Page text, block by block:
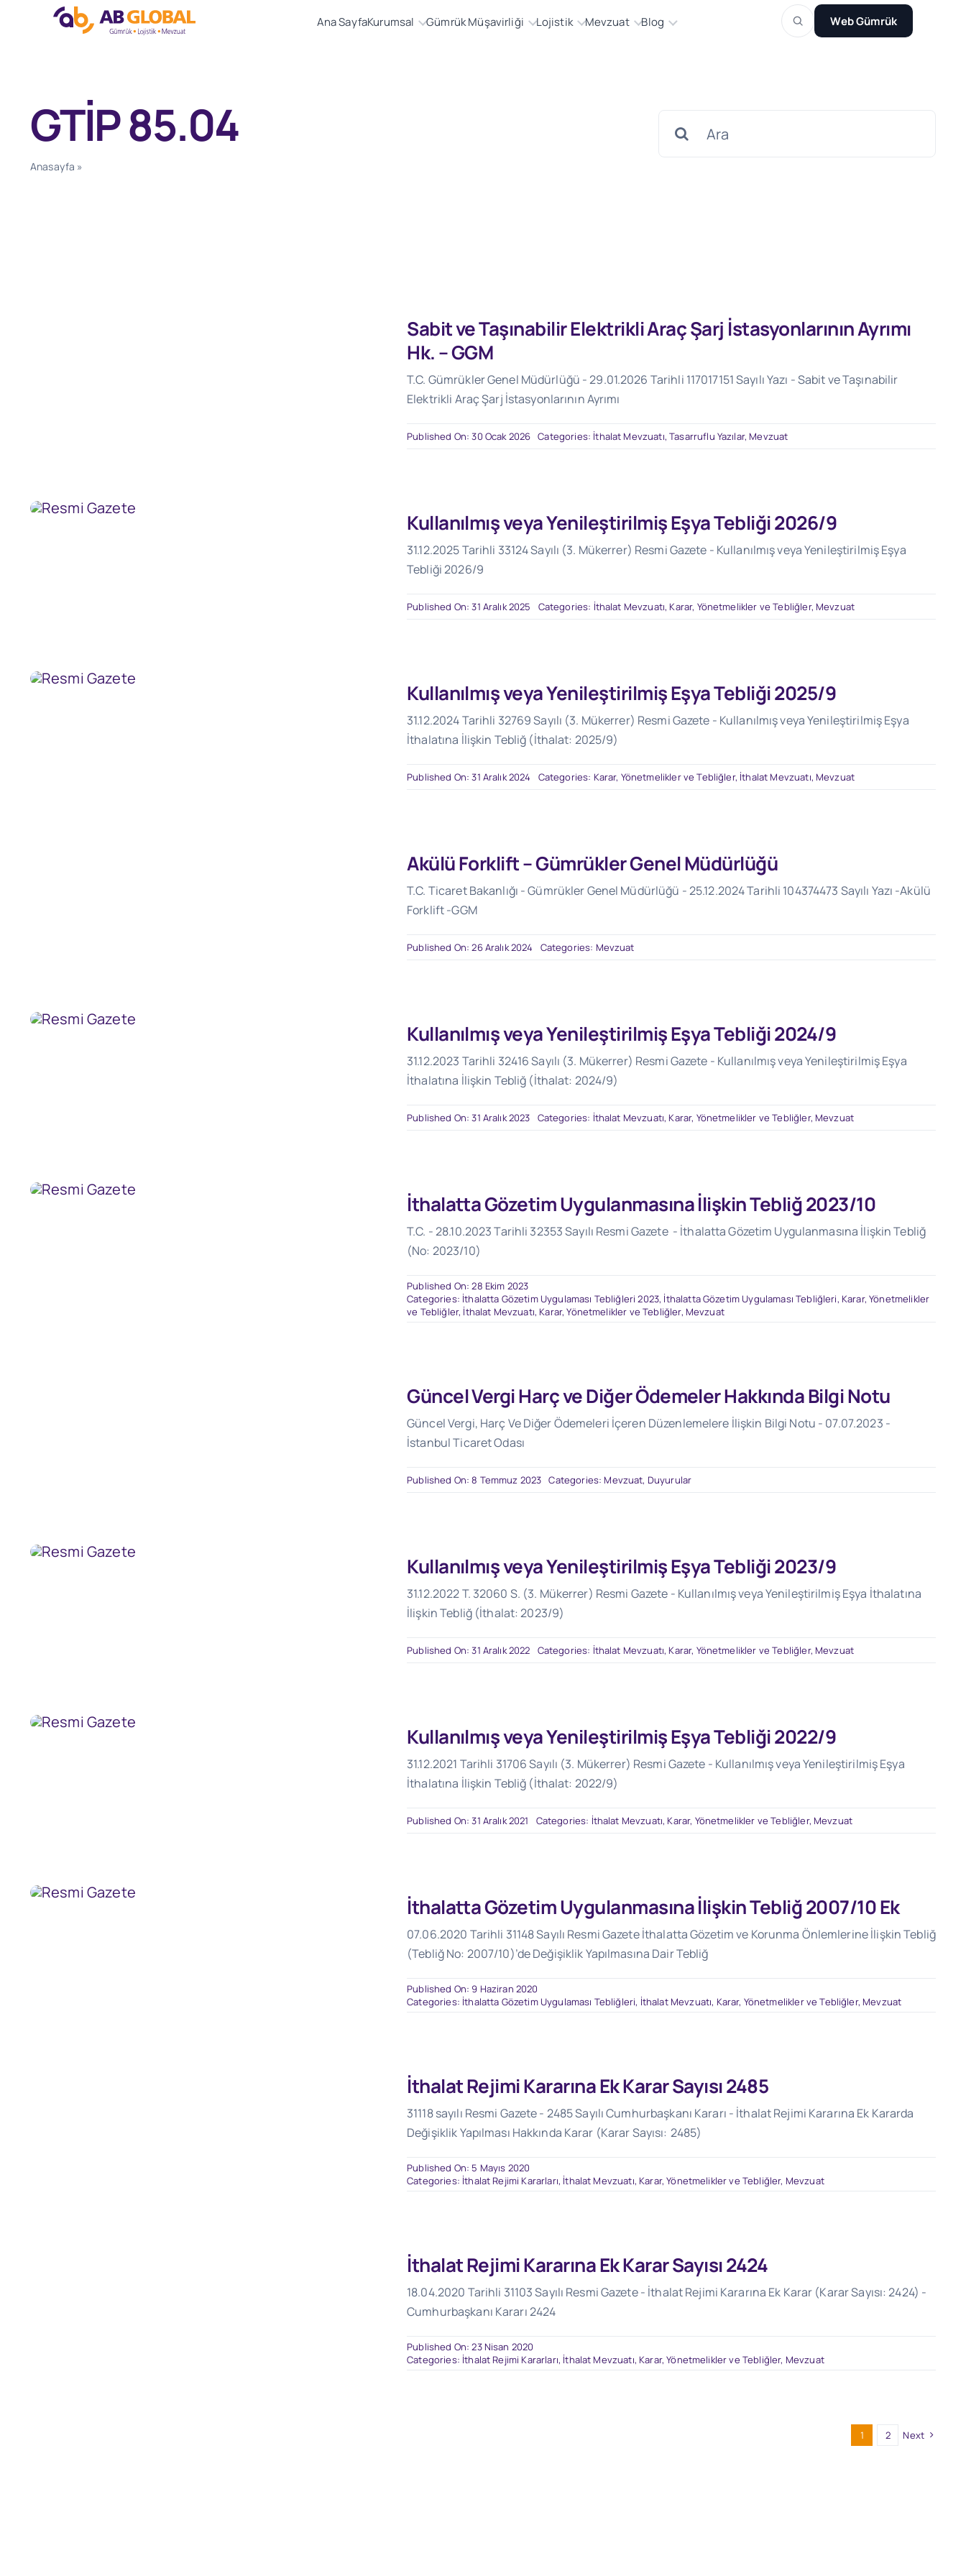
Ana SayfaKurumsal Gümrük Müşavirliği Lojistik Mevzuat Blog Web Gümrük
GTİP 85.04
Anasayfa »
Sabit ve Taşınabilir Elektrikli Araç Şarj İstasyonlarının Ayrımı
Hk. – GGM
T.C. Gümrükler Genel Müdürlüğü - 29.01.2026 Tarihli 117017151 Sayılı Yazı - Sabit ve Taşınabilir
Elektrikli Araç Şarj İstasyonlarının Ayrımı
Published On: 30 Ocak 2026 Categories: İthalat Mevzuatı,Tasarruflu Yazılar, Mevzuat
Kullanılmış veya Yenileştirilmiş Eşya Tebliği 2026/9
31.12.2025 Tarihli 33124 Sayılı (3. Mükerrer) Resmi Gazete - Kullanılmış veya Yenileştirilmiş Eşya
Tebliği 2026/9
Published On: 31 Aralık 2025 Categories: İthalat Mevzuatı, Karar, Yönetmelikler ve Tebliğler, Mevzuat
Kullanılmış veya Yenileştirilmiş Eşya Tebliği 2025/9
31.12.2024 Tarihli 32769 Sayılı (3. Mükerrer) Resmi Gazete - Kullanılmış veya Yenileştirilmiş Eşya
İthalatına İlişkin Tebliğ (İthalat: 2025/9)
Published On: 31 Aralık 2024 Categories: Karar, Yönetmelikler ve Tebliğler, İthalat Mevzuatı, Mevzuat
Akülü Forklift – Gümrükler Genel Müdürlüğü
T.C. Ticaret Bakanlığı - Gümrükler Genel Müdürlüğü - 25.12.2024 Tarihli 104374473 Sayılı Yazı -Akülü
Forklift -GGM
Published On: 26 Aralık 2024 Categories: Mevzuat
Kullanılmış veya Yenileştirilmiş Eşya Tebliği 2024/9
31.12.2023 Tarihli 32416 Sayılı (3. Mükerrer) Resmi Gazete - Kullanılmış veya Yenileştirilmiş Eşya
İthalatına İlişkin Tebliğ (İthalat: 2024/9)
Published On: 31 Aralık 2023 Categories: İthalat Mevzuatı, Karar, Yönetmelikler ve Tebliğler, Mevzuat
İthalatta Gözetim Uygulanmasına İlişkin Tebliğ 2023/10
T.C. - 28.10.2023 Tarihli 32353 Sayılı Resmi Gazete - İthalatta Gözetim Uygulanmasına İlişkin Tebliğ
(No: 2023/10)
Published On: 28 Ekim 2023
Categories: İthalatta Gözetim Uygulaması Tebliğleri 2023, İthalatta Gözetim Uygulaması Tebliğleri, Karar, Yönetmelikler
ve Tebliğler, İthalat Mevzuatı, Karar, Yönetmelikler ve Tebliğler, Mevzuat
Güncel Vergi Harç ve Diğer Ödemeler Hakkında Bilgi Notu
Güncel Vergi, Harç Ve Diğer Ödemeleri İçeren Düzenlemelere İlişkin Bilgi Notu - 07.07.2023 -
İstanbul Ticaret Odası
Published On: 8 Temmuz 2023 Categories: Mevzuat, Duyurular
Kullanılmış veya Yenileştirilmiş Eşya Tebliği 2023/9
31.12.2022 T. 32060 S. (3. Mükerrer) Resmi Gazete - Kullanılmış veya Yenileştirilmiş Eşya İthalatına
İlişkin Tebliğ (İthalat: 2023/9)
Published On: 31 Aralık 2022 Categories: İthalat Mevzuatı, Karar, Yönetmelikler ve Tebliğler, Mevzuat
Kullanılmış veya Yenileştirilmiş Eşya Tebliği 2022/9
31.12.2021 Tarihli 31706 Sayılı (3. Mükerrer) Resmi Gazete - Kullanılmış veya Yenileştirilmiş Eşya
İthalatına İlişkin Tebliğ (İthalat: 2022/9)
Published On: 31 Aralık 2021 Categories: İthalat Mevzuatı, Karar, Yönetmelikler ve Tebliğler, Mevzuat
İthalatta Gözetim Uygulanmasına İlişkin Tebliğ 2007/10 Ek
07.06.2020 Tarihli 31148 Sayılı Resmi Gazete İthalatta Gözetim ve Korunma Önlemlerine İlişkin Tebliğ
(Tebliğ No: 2007/10)’de Değişiklik Yapılmasına Dair Tebliğ
Published On: 9 Haziran 2020
Categories: İthalatta Gözetim Uygulaması Tebliğleri, İthalat Mevzuatı, Karar, Yönetmelikler ve Tebliğler, Mevzuat
İthalat Rejimi Kararına Ek Karar Sayısı 2485
31118 sayılı Resmi Gazete - 2485 Sayılı Cumhurbaşkanı Kararı - İthalat Rejimi Kararına Ek Kararda
Değişiklik Yapılması Hakkında Karar (Karar Sayısı: 2485)
Published On: 5 Mayıs 2020
Categories: İthalat Rejimi Kararları, İthalat Mevzuatı, Karar, Yönetmelikler ve Tebliğler, Mevzuat
İthalat Rejimi Kararına Ek Karar Sayısı 2424
18.04.2020 Tarihli 31103 Sayılı Resmi Gazete - İthalat Rejimi Kararına Ek Karar (Karar Sayısı: 2424) -
Cumhurbaşkanı Kararı 2424
Published On: 23 Nisan 2020
Categories: İthalat Rejimi Kararları, İthalat Mevzuatı, Karar, Yönetmelikler ve Tebliğler, Mevzuat
1 2 Next